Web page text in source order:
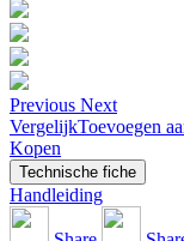
Previous Next
VergelijkToevoegen
Kopen
Technische fiche
Handleiding